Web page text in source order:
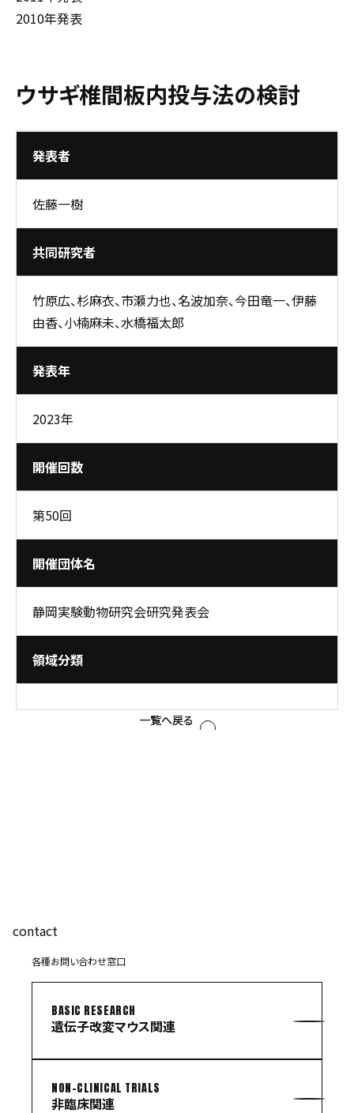
2010年発表
ウサギ椎間板内投与法の検討
発表者
佐藤一樹
共同研究者
竹原広、杉麻衣、市瀬力也、名波加奈、今田竜一、伊藤
由香、小楠麻未、水橋福太郎
発表年
2023年
開催回数
第50回
開催団体名
静岡実験動物研究会研究発表会
領域分類
一覧へ戻る
contact
各種お問い合わせ窓口
遺伝子改変マウス関連
BASIC RESEARCH
非臨床関連
NON-CLINICAL TRIALS